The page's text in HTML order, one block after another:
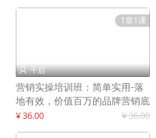
1章1课
 千启
营销实操培训班：简单实用-落
地有效，价值百万的品牌营销底
层逻辑
¥ 36.00 ¥ 36.00